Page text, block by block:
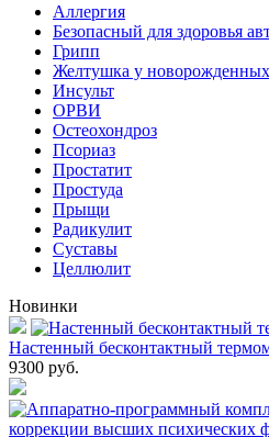
Аллергия
Безопасный для здоровья
Грипп
Желтушка у новорожденных
Инсульт
ОРВИ
Остеохондроз
Пcориаз
Простатит
Простуда
Прыщи
Радикулит
Суставы
Целлюлит
Новинки
Настенный бесконтактный
9300 руб.